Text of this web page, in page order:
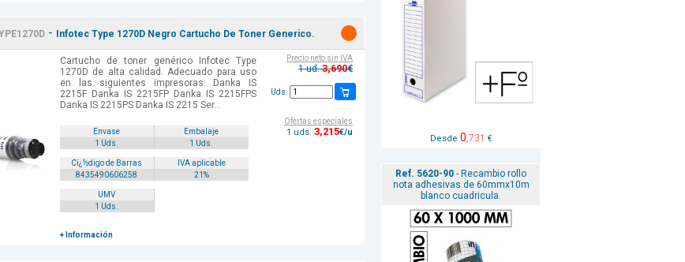
- Infotec Type 1270D Negro Cartucho De Toner Generico.
Cartucho de toner genérico Infotec Type
1270D de alta calidad. Adecuado para uso
en las siguientes impresoras: Danka IS
2215F Danka IS 2215FP Danka IS 2215FPS
Danka IS 2215PS Danka IS 2215 Ser...
Envase
Embalaje
1 Uds.
1 Uds.
Cï¿½digo de Barras
IVA aplicable
8435490606258
21%
UMV
1 Uds.
+ Información
Precio neto sin IVA
1 ud.3,690€
Uds.
Ofertas especiales
1 uds. 3,215€/u
Desde 0,731 €
Ref. 5620-90 - Recambio rollo
nota adhesivas de 60mmx10m
blanco cuadricula.